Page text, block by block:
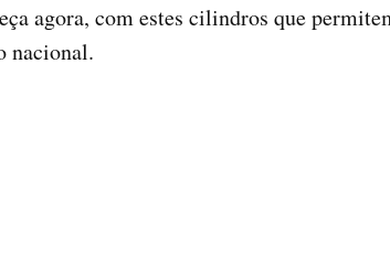
agora, com estes cilindros que
nacional.